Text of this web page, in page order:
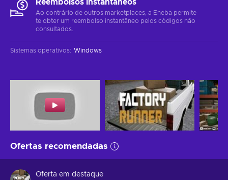
Reembolsos instantâneos
Ao contrário de outros marketplaces, a Eneba permite-
te obter um reembolso instantâneo pelos códigos não
consultados.
Sistemas operativos: Windows
Ofertas recomendadas
Oferta em destaque